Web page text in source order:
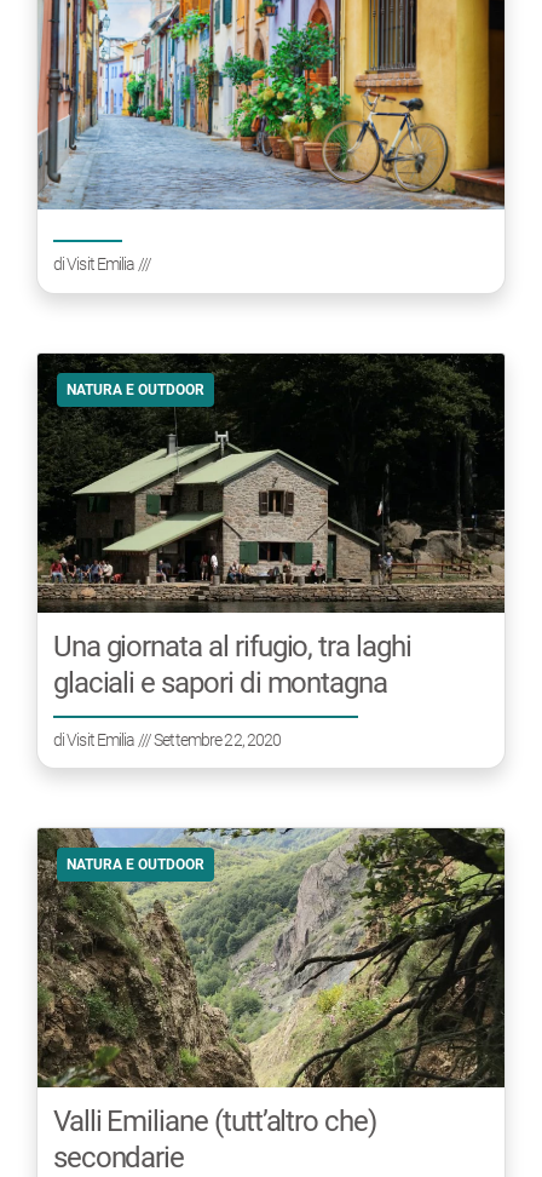
diVisit Emilia ///
NATURA E OUTDOOR
Una giornata al rifugio, tra laghi
glaciali e sapori di montagna
diVisit Emilia /// Settembre 22, 2020
NATURA E OUTDOOR
Valli Emiliane (tutt’altro che)
secondarie